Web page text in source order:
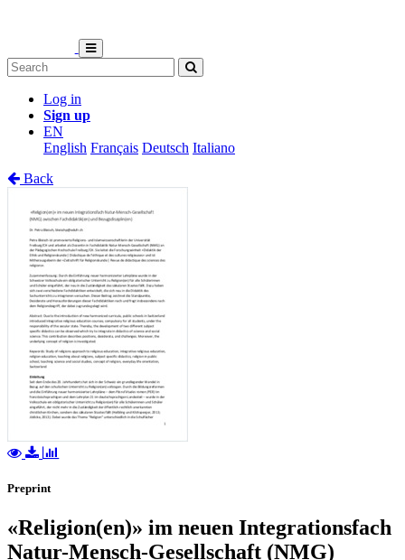
Log in
Sign up
EN
English Français Deutsch Italiano
Back
Preprint
«Religion(en)» im neuen Integrationsfach
Natur-Mensch-Gesellschaft (NMG)